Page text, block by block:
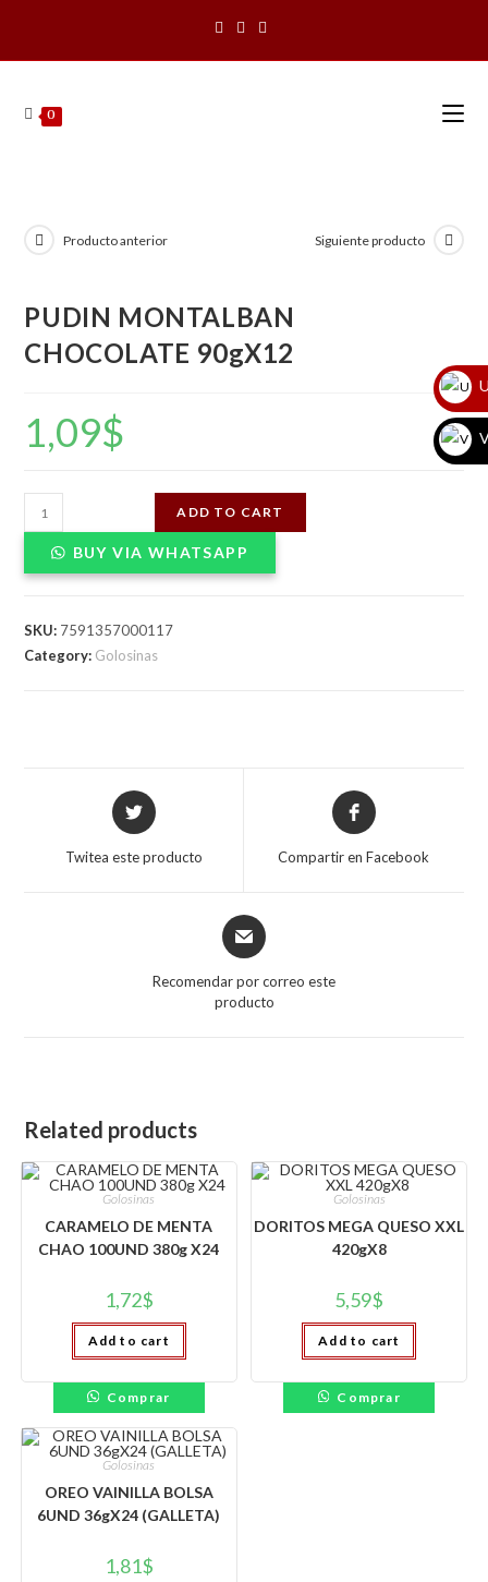
contenido
0
Producto anterior Siguiente producto
PUDIN MONTALBAN
CHOCOLATE 90gX12
1,09$
PUDIN
MONTALBAN
CHOCOLATE
ADD TO CART
BUY VIA WHATSAPP
SKU: 7591357000117
Category: Golosinas
Opens
in
Twitea este producto
Opens
in
Compartir en Facebook
Opens
in
new
Recomendar por correo este
producto
Related products
Golosinas
CARAMELO DE MENTA
CHAO 100UND 380g X24
1,72$
Add to cart
Comprar
Golosinas
DORITOS MEGA QUESO XXL
420gX8
5,59$
Add to cart
Comprar
Golosinas
OREO VAINILLA BOLSA
6UND 36gX24 (GALLETA)
1,81$